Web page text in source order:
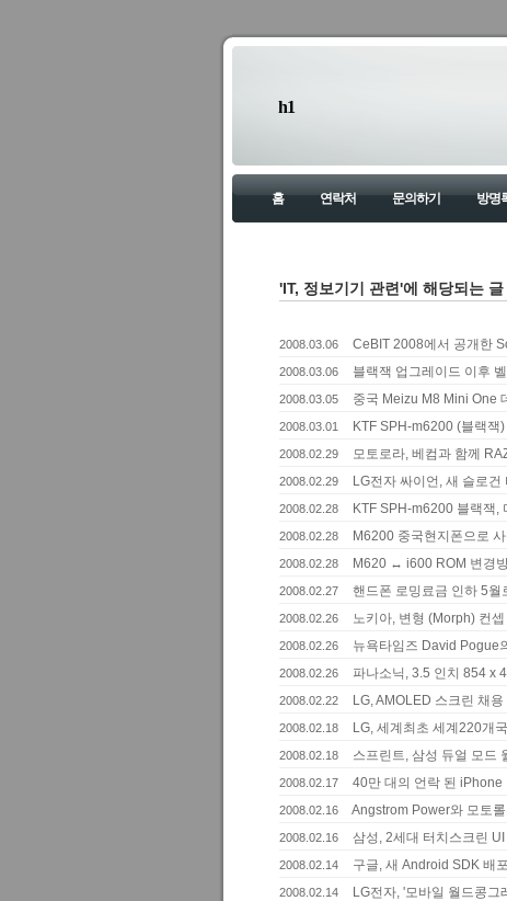
h1
홈 연락처 문의하기 방명
'IT, 정보기기 관련'에 해당되는 글
2008.03.06 CeBIT 2008에서 공개한
2008.03.06 블랙잭 업그레이드 이후
2008.03.05 중국 Meizu M8 Mini One
2008.03.01 KTF SPH-m6200 (블랙잭
2008.02.29 모토로라, 베컴과 함께
2008.02.29 LG전자 싸이언, 새 슬로
2008.02.28 KTF SPH-m6200 블랙잭,
2008.02.28 M6200 중국현지폰으로
2008.02.28 M620 ↔ i600 ROM 변경
2008.02.27 핸드폰 로밍료금 인하 5월
2008.02.26 노키아, 변형 (Morph) 컨셉
2008.02.26 뉴욕타임즈 David Pogue
2008.02.26 파나소닉, 3.5 인치 854 x
2008.02.22 LG, AMOLED 스크린 채
2008.02.18 LG, 세계최초 세계220개
2008.02.18 스프린트, 삼성 듀얼 모드
2008.02.17 40만 대의 언락 된 iPhone
2008.02.16 Angstrom Power와 모토
2008.02.16 삼성, 2세대 터치스크린
2008.02.14 구글, 새 Android SDK 배포
2008.02.14 LG전자, '모바일 월드콩